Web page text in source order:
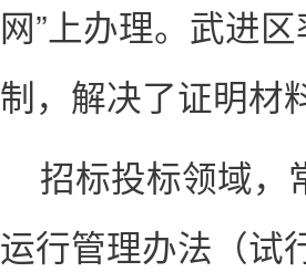
网”上办理。武进
制，解决了证明材
招标投标领域，
运行管理办法（试